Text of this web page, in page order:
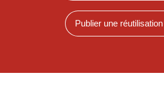
Publier une réutilisation